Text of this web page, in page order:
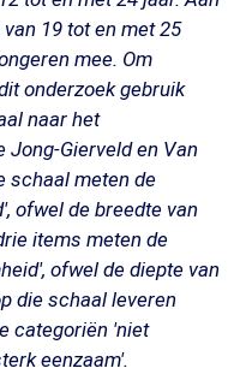
19 tot en met 25
mee. Om
onderzoek gebruik
naar het
Jong-Gierveld en Van
schaal meten de
ofwel de breedte van
items meten de
ofwel de diepte van
die schaal leveren
categoriën 'niet
eenzaam'.